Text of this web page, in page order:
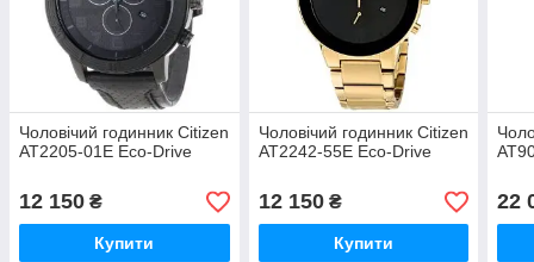
Чоловічий годинник Citizen
AT2205-01E Eco-Drive
12 150 ₴
Купити
Чоловічий годинник Citizen
AT2242-55E Eco-Drive
12 150₴
Купити
22